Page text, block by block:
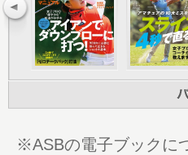
18 佐藤信人の名コ
19 GO OUT CAMP
20 最新！ “令和版
30 昭和のドローで
38 注目の若手プロ
戦
※ASBの電子ブックに